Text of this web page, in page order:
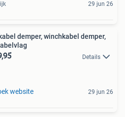
29 jun 26
demper, winchkabel demper,
Details
website 29 jun 26